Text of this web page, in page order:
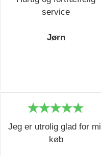
service
Jørn
Jeg er utrolig glad for
køb